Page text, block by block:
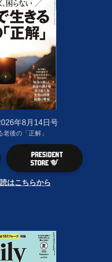
年8月14日号
後の「正解」
はこちらから